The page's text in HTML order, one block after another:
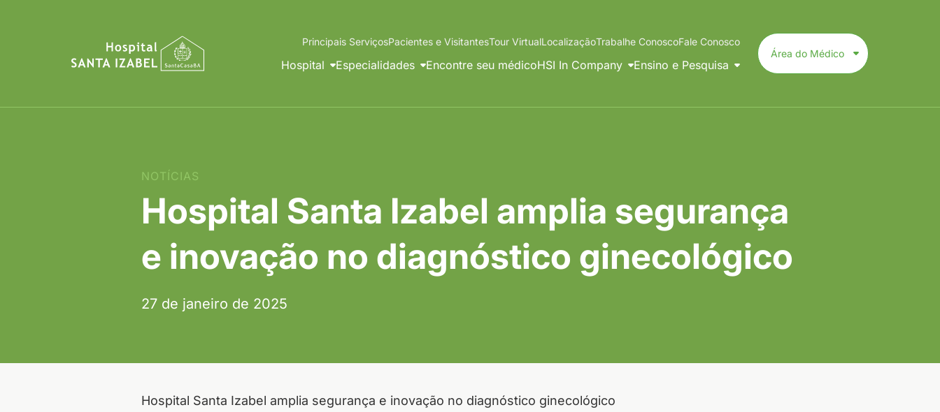
Principais ServiçosPacientes e VisitantesTour VirtualLocalizaçãoTrabalhe ConoscoFale Conosco
Hospital Especialidades Encontre seu médicoHSI In Company Ensino e Pesquisa
Área do Médico
NOTÍCIAS
Hospital Santa Izabel amplia segurança
e inovação no diagnóstico ginecológico
27 de janeiro de 2025
Hospital Santa Izabel amplia segurança e inovação no diagnóstico ginecológico